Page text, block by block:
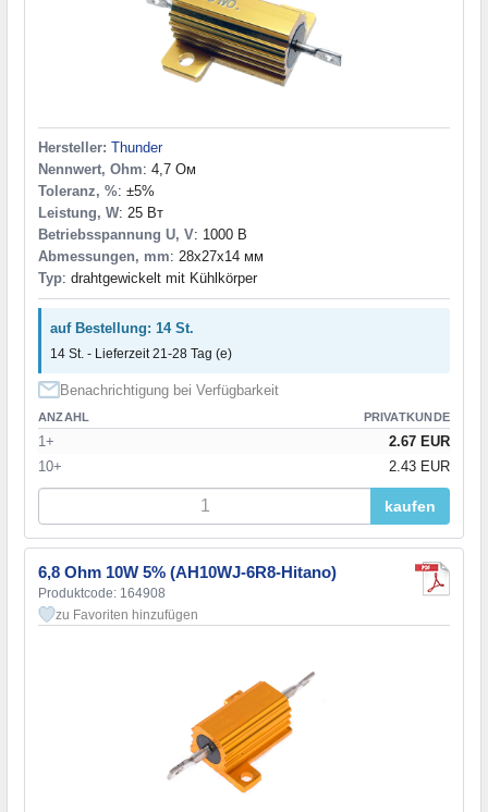
Hersteller: Thunder
Nennwert, Ohm: 4,7 Ом
Toleranz, %: ±5%
Leistung, W: 25 Вт
Betriebsspannung U, V: 1000 В
Abmessungen, mm: 28x27x14 мм
Typ: drahtgewickelt mit Kühlkörper
auf Bestellung: 14 St.
14 St. - Lieferzeit 21-28 Tag (e)
Benachrichtigung bei Verfügbarkeit
ANZAHL PRIVATKUNDE
1+
2.67 EUR
10+
2.43 EUR
kaufen
6,8 Ohm 10W 5% (AH10WJ-6R8-Hitano)
Produktcode: 164908
zu Favoriten hinzufügen